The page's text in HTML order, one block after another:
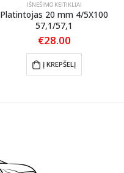
IŠNEŠIMO KEITIKLIAI
Platintojas 20 mm 4/5X100
57,1/57,1
€28.00
Į KREPŠELĮ